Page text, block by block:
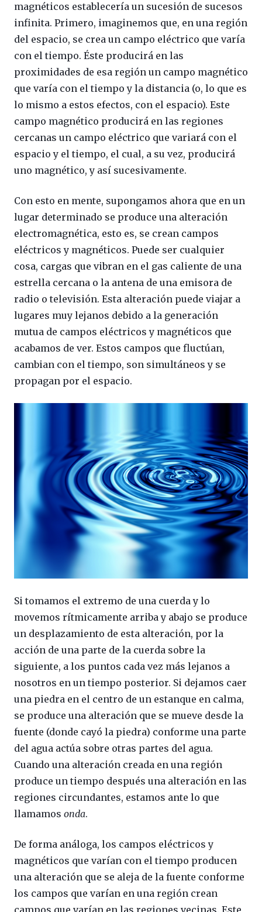
magnéticos establecería un sucesión de sucesos
infinita. Primero, imaginemos que, en una región
del espacio, se crea un campo eléctrico que varía
con el tiempo. Éste producirá en las
proximidades de esa región un campo magnético
que varía con el tiempo y la distancia (o, lo que es
lo mismo a estos efectos, con el espacio). Este
campo magnético producirá en las regiones
cercanas un campo eléctrico que variará con el
espacio y el tiempo, el cual, a su vez, producirá
uno magnético, y así sucesivamente.
Con esto en mente, supongamos ahora que en un
lugar determinado se produce una alteración
electromagnética, esto es, se crean campos
eléctricos y magnéticos. Puede ser cualquier
cosa, cargas que vibran en el gas caliente de una
estrella cercana o la antena de una emisora de
radio o televisión. Esta alteración puede viajar a
lugares muy lejanos debido a la generación
mutua de campos eléctricos y magnéticos que
acabamos de ver. Estos campos que fluctúan,
cambian con el tiempo, son simultáneos y se
propagan por el espacio.
Si tomamos el extremo de una cuerda y lo
movemos rítmicamente arriba y abajo se produce
un desplazamiento de esta alteración, por la
acción de una parte de la cuerda sobre la
siguiente, a los puntos cada vez más lejanos a
nosotros en un tiempo posterior. Si dejamos caer
una piedra en el centro de un estanque en calma,
se produce una alteración que se mueve desde la
fuente (donde cayó la piedra) conforme una parte
del agua actúa sobre otras partes del agua.
Cuando una alteración creada en una región
produce un tiempo después una alteración en las
regiones circundantes, estamos ante lo que
llamamos onda.
De forma análoga, los campos eléctricos y
magnéticos que varían con el tiempo producen
una alteración que se aleja de la fuente conforme
los campos que varían en una región crean